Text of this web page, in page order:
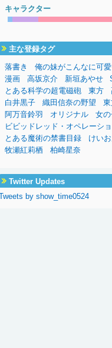
キャラクター
主な登録タグ
落書き
俺の妹がこんなに可
漫画
高坂京介 新垣あやせ
とある科学の超電磁砲
東方
白井黒子
織田信奈の野望
阿万音鈴羽
オリジナル
女
ビビッドレッド・オペレーシ
とある魔術の禁書目録
けい
牧瀬紅莉栖
柏崎星奈
Twitter Updates
by show_time0524